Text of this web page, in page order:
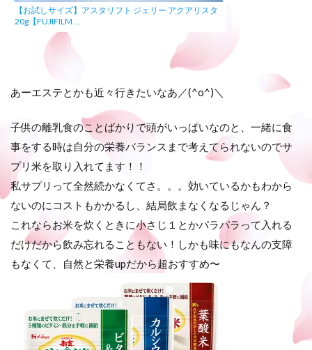
【お試しサイズ】アスタリフト ジェリー アクアリスタ
20g【FUJIFILM …
あーエステとかも近々行きたいなあ／(^o^)＼
子供の離乳食のことばかりで頭がいっぱいなのと、一緒に食
事をする時は自分の栄養バランスまで考えてられないのでサ
プリ米を取り入れてます！！
私サプリって全然続かなくてさ。。。効いているかもわから
ないのにコストもかかるし、結局飲まなくなるじゃん？
これならお米を炊くときに小さじ１とかパラパラって入れる
だけだから飲み忘れることもない！しかも味にもなんの支障
もなくて、自然と栄養upだから超おすすめ〜